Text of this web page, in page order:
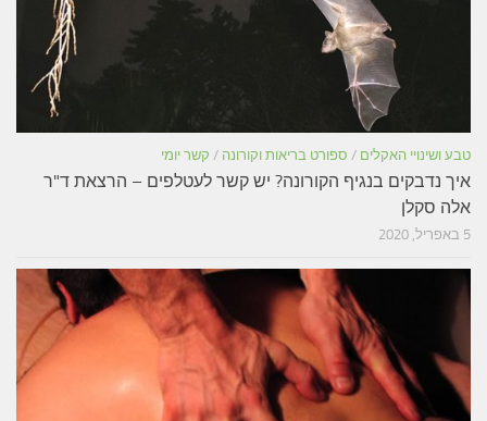
טבע ושינויי האקלים / ספורט בריאות וקורונה / קשר יומי
איך נדבקים בנגיף הקורונה? יש קשר לעטלפים – הרצאת ד"ר
אלה סקלן
5 באפריל, 2020